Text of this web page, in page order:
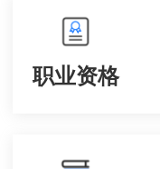
职业资格